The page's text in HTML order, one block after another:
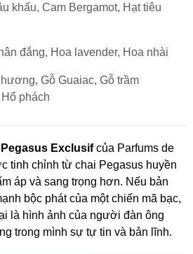
khấu, Cam Bergamot, Hạt tiêu
đắng, Hoa lavender, Hoa nhài
Gỗ Guaiac, Gỗ trầm
phách
Pegasus Exclusifcủa Parfums de
tinh chỉnh từ chai Pegasus huyền
áp và sang trọng hơn. Nếu bản
bộc phát của một chiến mã bạc,
là hình ảnh của người đàn ông
trong mình sự tự tin và bản lĩnh.